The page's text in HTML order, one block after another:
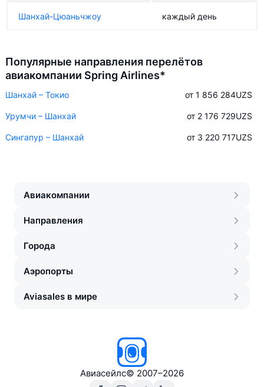
Шанхай-Цюаньчжоу каждый день
Популярные направления перелётов
авиакомпании Spring Airlines*
Шанхай – Токио от 1 856 284UZS
Урумчи – Шанхай от 2 176 729UZS
Сингапур – Шанхай от 3 220 717UZS
Авиакомпании
Направления
Города
Аэропорты
Aviasales в мире
Авиасейлс© 2007–2026